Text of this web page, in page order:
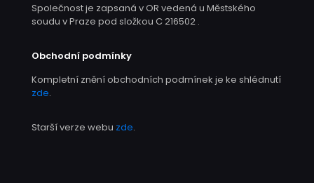
Společnost je zapsaná v OR vedená u Městského
soudu v Praze pod složkou C 216502 .
Obchodní podmínky
Kompletní znění obchodních podmínek je ke shlédnutí
zde.
Starší verze webu zde.